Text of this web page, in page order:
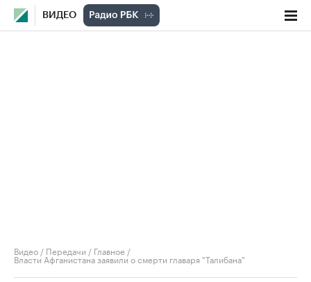
ВИДЕО
Видео / Передачи / Главное /
Власти Афганистана заявили о смерти главаря "Талибана"